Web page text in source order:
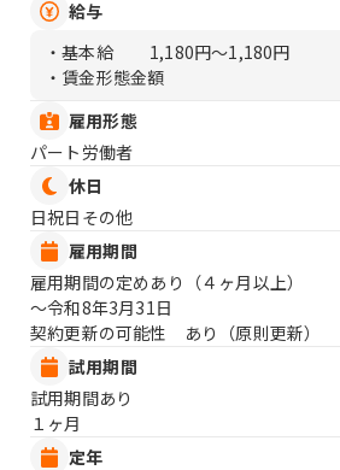
給与
・基本給
1,180円〜1,180円
・賃金形態金額
雇用形態
パート労働者
休日
日祝日その他
雇用期間
雇用期間の定めあり（４ヶ月以上）
〜令和8年3月31日
契約更新の可能性 あり（原則更新）
試用期間
試用期間あり
１ヶ月
定年